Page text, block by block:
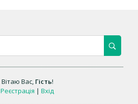
Вітаю Вас, Гість!
Реєстрація | Вхід